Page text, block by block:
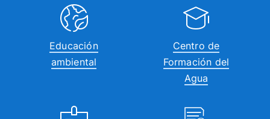
Educación
ambiental
Centro de
Formación del
Agua